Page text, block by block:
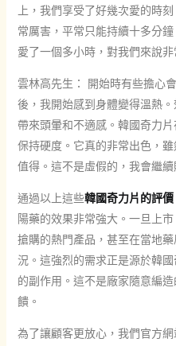
上，我們享受了好幾次愛的時
常厲害，平常只能持續十多分
愛了一個多小時，對我們來說非
雲林高先生： 開始時有些擔心
後，我開始感到身體變得溫熱
帶來頭暈和不適感。韓國奇力
保持硬度。它真的非常出色，
值得。這不是虛假的，我會繼續
通過以上這些韓國奇力片的評價
陽藥的效果非常強大。一旦上
搶購的熱門產品，甚至在當地
況。這強烈的需求正是源於韓
的副作用。這不是廠家隨意編
饋。
為了讓顧客更放心，我們官方